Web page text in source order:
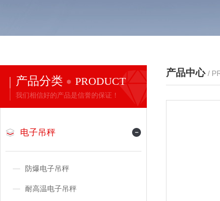
产品分类 PRODUCT
我们相信好的产品是信誉的保证！
电子吊秤
防爆电子吊秤
耐高温电子吊秤
产品中心 /